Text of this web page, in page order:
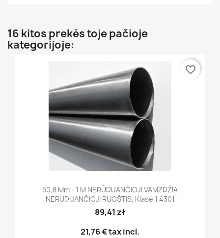
16 kitos prekės toje pačioje
kategorijoje:
50,8 Mm - 1 M NERŪDIJANČIOJI VAMZDŽIA
NERŪDIJANČIOJI RŪGŠTIS, Klasė 1.4301
89,41 zł
21,76 €tax incl.
favorite_border